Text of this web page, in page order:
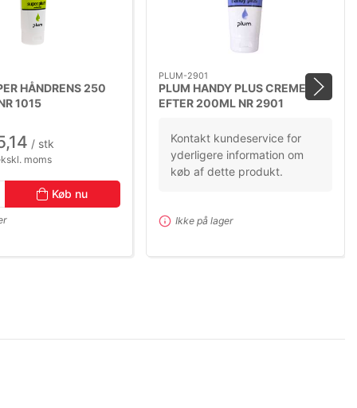
HÅNDRENS 250
1015
/ stk
moms
Køb nu
PLUM-2901
PLUM HANDY PLUS CREME
EFTER 200ML NR 2901
Kontakt kundeservice for
yderligere information om
køb af dette produkt.
Ikke på lager